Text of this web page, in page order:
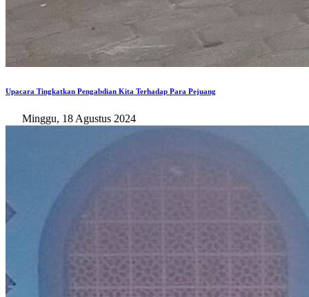
Upacara Tingkatkan Pengabdian Kita Terhadap Para Pejuang
Minggu, 18 Agustus 2024